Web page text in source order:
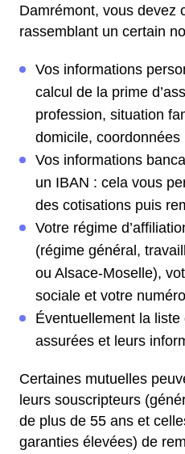
Damrémont, vous devez
rassemblant un certain
Vos informations
calcul de la prime
profession, situation
domicile, coordonnées
Vos informations
un IBAN : cela vous
des cotisations puis
Votre régime
(régime général,
ou Alsace-Moselle),
sociale et votre
Éventuellement la
assurées et leurs
Certaines mutuelles
leurs souscripteurs
de plus de 55 ans et
garanties élevées) de